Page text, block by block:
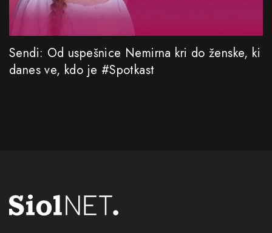
Sendi: Od uspešnice Nemirna kri do ženske, ki
danes ve, kdo je #Spotkast